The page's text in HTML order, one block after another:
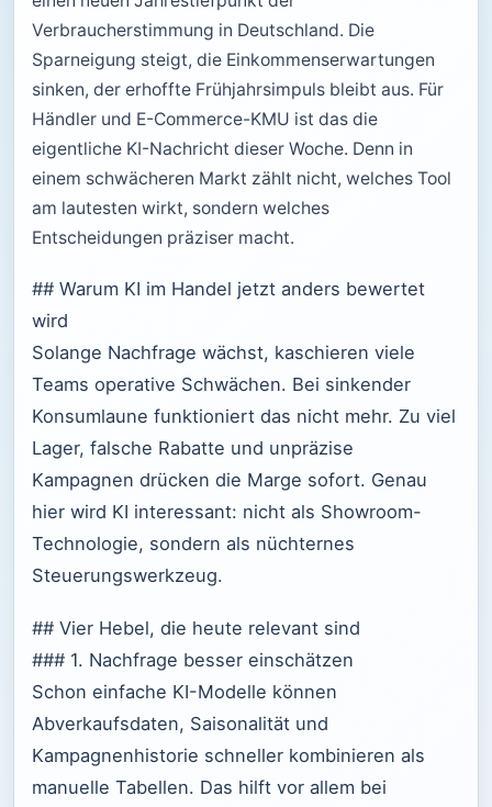
Verbraucherstimmung in Deutschland. Die
Sparneigung steigt, die Einkommenserwartungen
sinken, der erhoffte Frühjahrsimpuls bleibt aus. Für
Händler und E-Commerce-KMU ist das die
eigentliche KI-Nachricht dieser Woche. Denn in
einem schwächeren Markt zählt nicht, welches Tool
am lautesten wirkt, sondern welches
Entscheidungen präziser macht.
## Warum KI im Handel jetzt anders bewertet
wird
Solange Nachfrage wächst, kaschieren viele
Teams operative Schwächen. Bei sinkender
Konsumlaune funktioniert das nicht mehr. Zu viel
Lager, falsche Rabatte und unpräzise
Kampagnen drücken die Marge sofort. Genau
hier wird KI interessant: nicht als Showroom-
Technologie, sondern als nüchternes
Steuerungswerkzeug.
## Vier Hebel, die heute relevant sind
### 1. Nachfrage besser einschätzen
Schon einfache KI-Modelle können
Abverkaufsdaten, Saisonalität und
Kampagnenhistorie schneller kombinieren als
manuelle Tabellen. Das hilft vor allem bei